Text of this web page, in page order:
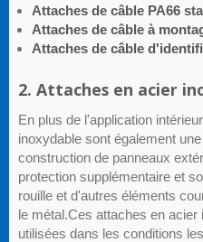
Attaches de câble PA66
Attaches de câble à
Attaches de câble
2. Attaches en acier
En plus de l'application
inoxydable sont également
construction de panneaux
protection supplémentaire et
rouille et d'autres éléments
le métal.Ces attaches en
utilisées dans les conditions